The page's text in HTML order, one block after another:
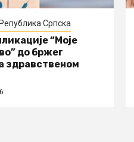
Република Српска
“Моје
до бржег
здравственом